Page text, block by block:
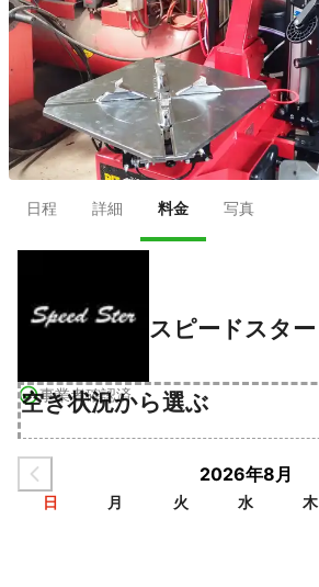
日程 詳細 料金 写真
事業者確認済
スピードスター
空き状況から選ぶ
2026年8月
日 月 火 水 木